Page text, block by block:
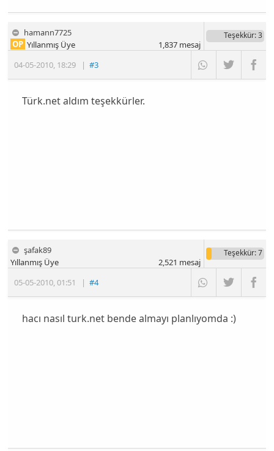
hamann7725
04-05-2010, 18:29 |#3
OP Yıllanmış Üye
Teşekkür: 3
1,837mesaj
Türk.net aldım teşekkürler.
şafak89
05-05-2010,01:51 |#4
Yıllanmış Üye
Teşekkür: 7
2,521 mesaj
hacı nasıl turk.net bende almayı planlıyomda :)